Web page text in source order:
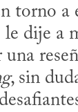
torno a
le dije a
, sin